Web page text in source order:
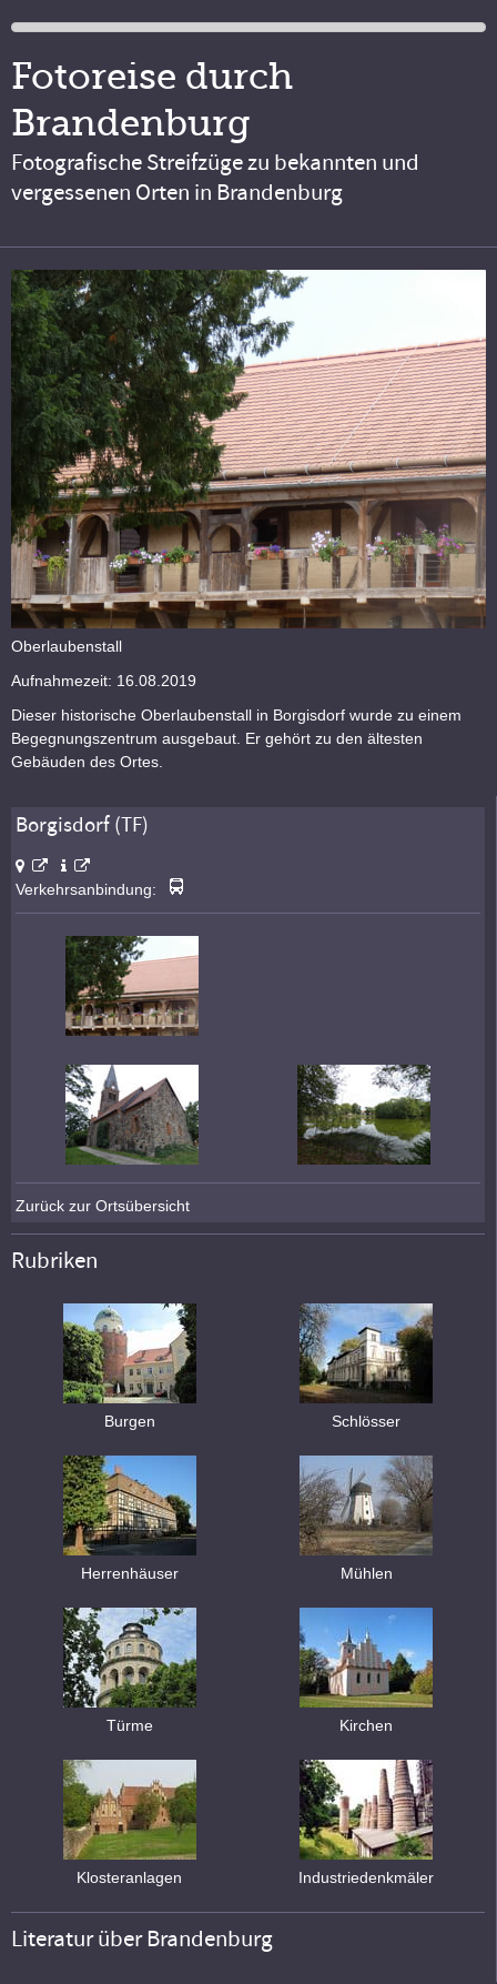
Fotoreise durch
Brandenburg
Fotografische Streifzüge zu bekannten und
vergessenen Orten in Brandenburg
Oberlaubenstall
Aufnahmezeit: 16.08.2019
Dieser historische Oberlaubenstall in Borgisdorf wurde zu einem
Begegnungszentrum ausgebaut. Er gehört zu den ältesten
Gebäuden des Ortes.
Borgisdorf (TF)
Verkehrsanbindung:
Zurück zur Ortsübersicht
Rubriken
Burgen Schlösser
Herrenhäuser Mühlen
Türme Kirchen
Klosteranlagen Industriedenkmäler
Literatur über Brandenburg